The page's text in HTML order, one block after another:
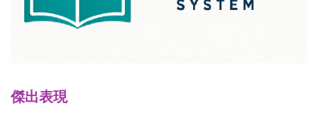
傑出表現